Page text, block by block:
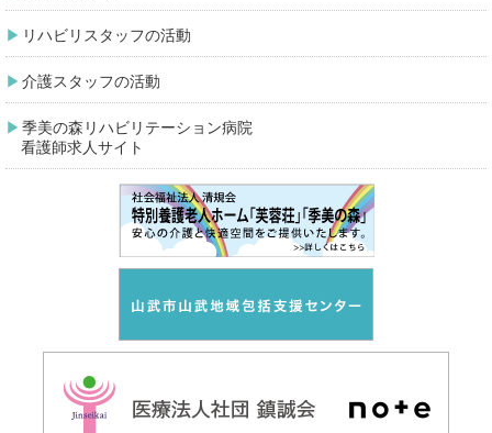
リハビリスタッフの活動
介護スタッフの活動
季美の森リハビリテーション病院
看護師求人サイト